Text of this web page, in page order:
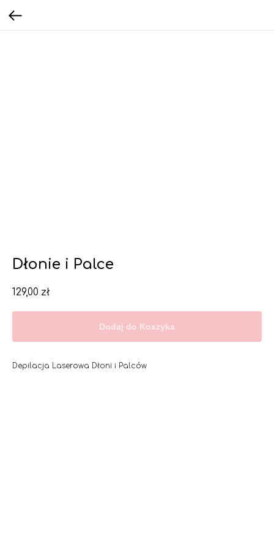
Dłonie i Palce
129,00 zł
Dodaj do Koszyka
Depilacja Laserowa Dłoni i Palców